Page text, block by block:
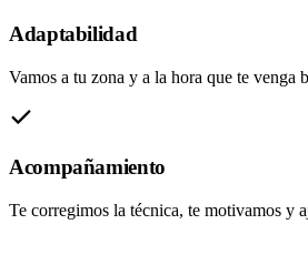
Adaptabilidad
Vamos a tu zona y a la hora que te venga
Acompañamiento
Te corregimos la técnica, te motivamos y